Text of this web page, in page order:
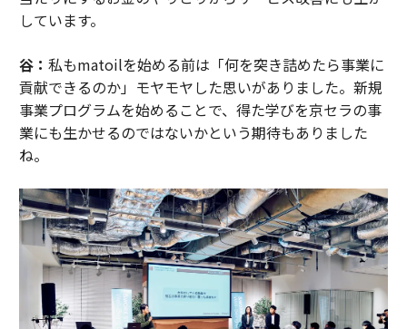
しています。
谷： 私もmatoilを始める前は「何を突き詰めたら事業に
貢献できるのか」モヤモヤした思いがありました。新規
事業プログラムを始めることで、得た学びを京セラの事
業にも生かせるのではないかという期待もありました
ね。